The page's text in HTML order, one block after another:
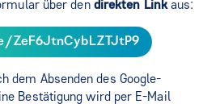
über den direkten Linkaus:
ZeF6JtnCybLZTJtP9
dem Absenden des Google-
Bestätigung wird per E-Mail